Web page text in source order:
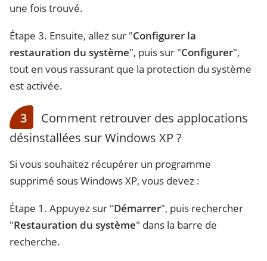
une fois trouvé.
Étape 3. Ensuite, allez sur "Configurer la
restauration du système", puis sur "Configurer",
tout en vous rassurant que la protection du système
est activée.
3
Comment retrouver des applocations
désinstallées sur Windows XP ?
Si vous souhaitez récupérer un programme
supprimé sous Windows XP, vous devez :
Étape 1. Appuyez sur "Démarrer", puis rechercher
"Restauration du système" dans la barre de
recherche.